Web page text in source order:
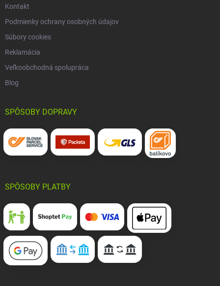
Kontakt
Podmienky ochrany osobných údajov
Súbory cookies
Reklamácia
Veľkoobchodná spolupráca
Blog
SPÔSOBY DOPRAVY
SPÔSOBY PLATBY